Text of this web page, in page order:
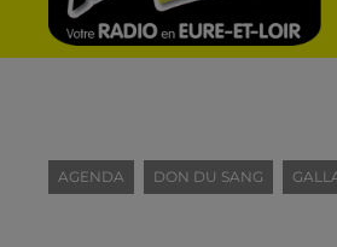
AGENDA DON DU SANG